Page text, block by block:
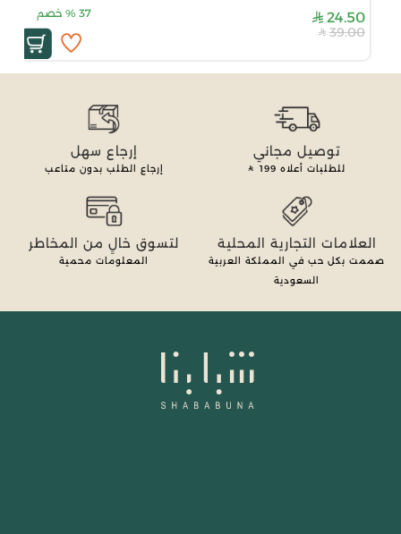
24.50
37
% خصم
39.00
توصيل مجاني
للطلبات أعلاه 199
إرجاع سهل
إرجاع الطلب بدون متاعب
العلامات التجارية المحلية
صممت بكل حب في المملكة العربية
السعودية
لتسوق خالٍ من المخاطر
المعلومات محمية